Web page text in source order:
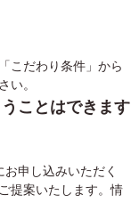
こだわり条件」から
い。
ことはできます
お申し込みいただく
提案いたします。情